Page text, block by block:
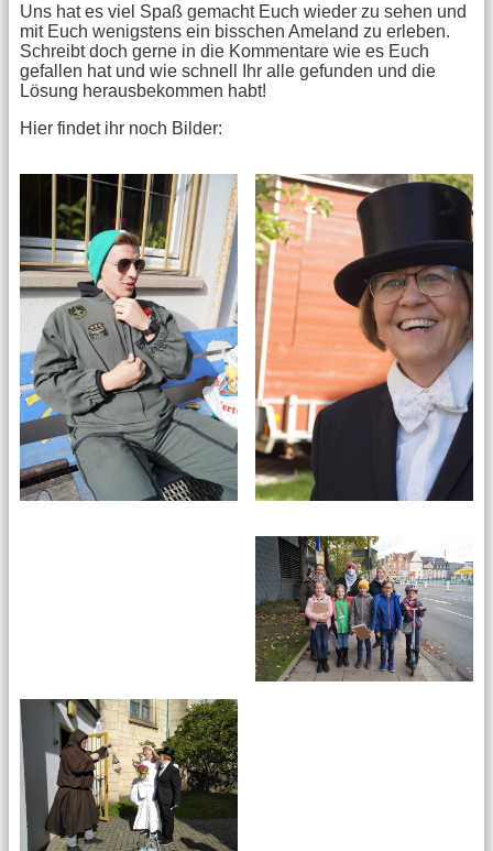
Uns hat es viel Spaß gemacht Euch wieder zu sehen und
mit Euch wenigstens ein bisschen Ameland zu erleben.
Schreibt doch gerne in die Kommentare wie es Euch
gefallen hat und wie schnell Ihr alle gefunden und die
Lösung herausbekommen habt!
Hier findet ihr noch Bilder: